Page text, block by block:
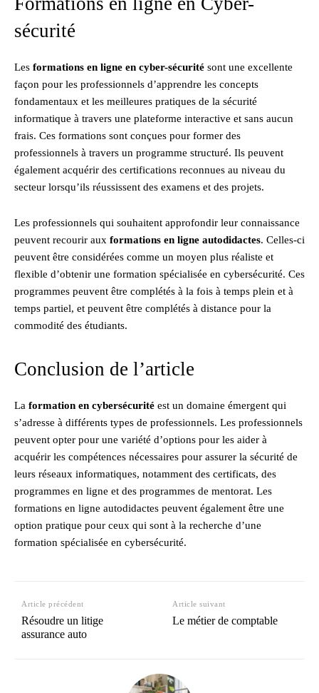
sécurité
Les formations en ligne en cyber-sécurité sont une excellente
façon pour les professionnels d’apprendre les concepts
fondamentaux et les meilleures pratiques de la sécurité
informatique à travers une plateforme interactive et sans aucun
frais. Ces formations sont conçues pour former des
professionnels à travers un programme structuré. Ils peuvent
également acquérir des certifications reconnues au niveau du
secteur lorsqu’ils réussissent des examens et des projets.
Les professionnels qui souhaitent approfondir leur connaissance
peuvent recourir aux formations en ligne autodidactes. Celles-ci
peuvent être considérées comme un moyen plus réaliste et
flexible d’obtenir une formation spécialisée en cybersécurité. Ces
programmes peuvent être complétés à la fois à temps plein et à
temps partiel, et peuvent être complétés à distance pour la
commodité des étudiants.
Conclusion de l’article
La formation en cybersécurité est un domaine émergent qui
s’adresse à différents types de professionnels. Les professionnels
peuvent opter pour une variété d’options pour les aider à
acquérir les compétences nécessaires pour assurer la sécurité de
leurs réseaux informatiques, notamment des certificats, des
programmes en ligne et des programmes de mentorat. Les
formations en ligne autodidactes peuvent également être une
option pratique pour ceux qui sont à la recherche d’une
formation spécialisée en cybersécurité.
Article précédent
Résoudre un litige
assurance auto
Article suivant
Le métier de comptable